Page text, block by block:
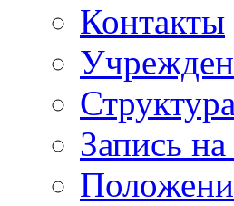
Контакты
Запись